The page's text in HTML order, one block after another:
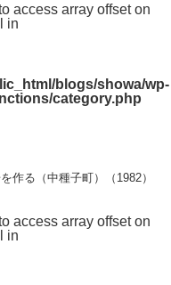
access array offset on
in
blogs/showa/wp-
category.php
作る（中種子町）（1982）
access array offset on
in